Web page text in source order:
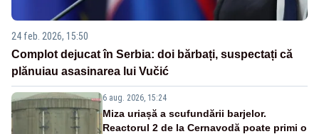
24 feb. 2026, 15:50
Complot dejucat în Serbia: doi bărbați, suspectați că
plănuiau asasinarea lui Vučić
6 aug. 2026, 15:24
Miza uriașă a scufundării barjelor.
Reactorul 2 de la Cernavodă poate primi o